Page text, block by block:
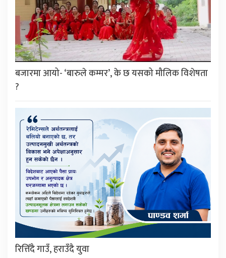
बजारमा आयो- ‘बारुले कम्मर’, के छ यसको मौलिक विशेषता
?
रित्तिँदै गाउँ, हराउँदै युवा